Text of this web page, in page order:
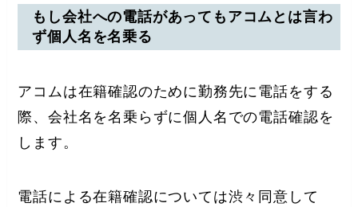
もし会社への電話があってもアコムとは言わ
ず個人名を名乗る
アコムは在籍確認のために勤務先に電話をする
際、会社名を名乗らずに個人名での電話確認を
します。
電話による在籍確認については渋々同意して